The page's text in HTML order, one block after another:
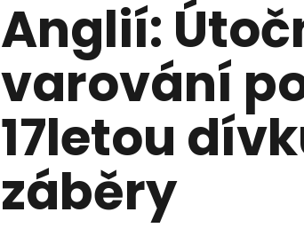
Anglií:
varování
17letou
záběry